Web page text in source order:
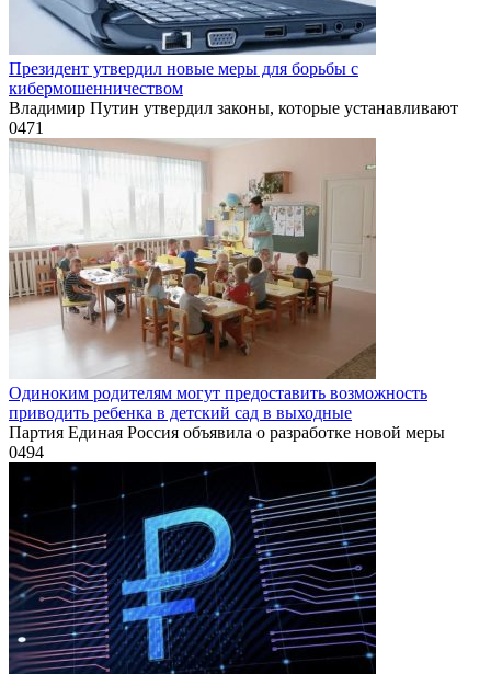
Президент утвердил новые меры для борьбы с
кибермошенничеством
Владимир Путин утвердил законы, которые устанавливают
0471
Одиноким родителям могут предоставить возможность
приводить ребенка в детский сад в выходные
Партия Единая Россия объявила о разработке новой меры
0494